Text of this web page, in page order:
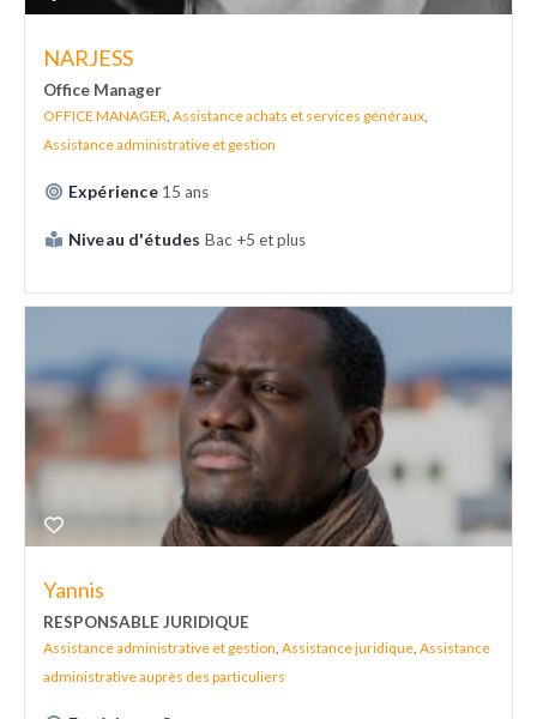
NARJESS
Office Manager
OFFICE MANAGER, Assistance achats et services généraux,
Assistance administrative et gestion
Expérience 15 ans
Niveau d'études Bac +5 et plus
Yannis
RESPONSABLE JURIDIQUE
Assistance administrative et gestion, Assistance juridique, Assistance
administrative auprès des particuliers